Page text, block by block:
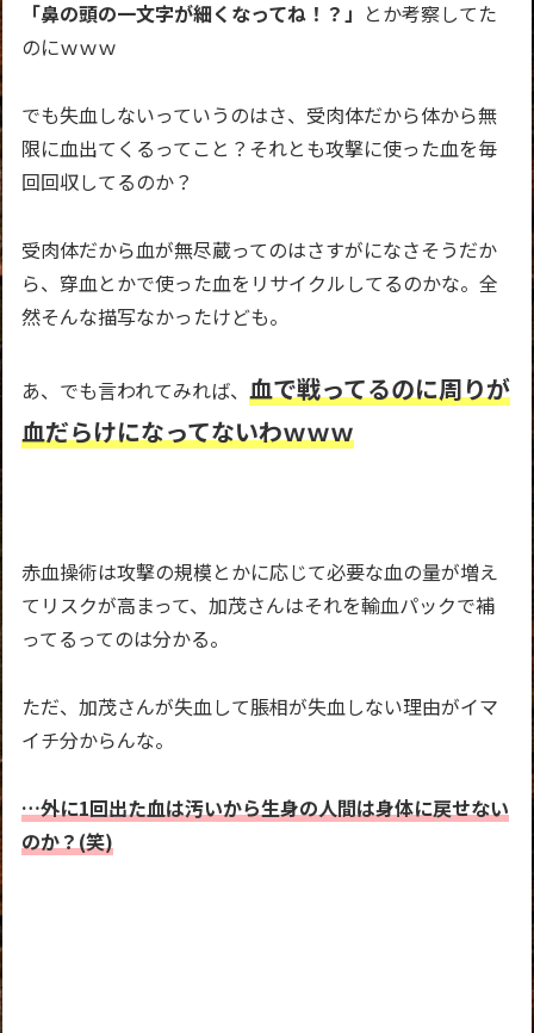
「鼻の頭の一文字が細くなってね！？」 とか考察してた
のにｗｗｗ
でも失血しないっていうのはさ、受肉体だから体から無
限に血出てくるってこと？それとも攻撃に使った血を毎
回回収してるのか？
受肉体だから血が無尽蔵ってのはさすがになさそうだか
ら、穿血とかで使った血をリサイクルしてるのかな。全
然そんな描写なかったけども。
あ、でも言われてみれば、血で戦ってるのに周りが
血だらけになってないわｗｗｗ
赤血操術は攻撃の規模とかに応じて必要な血の量が増え
てリスクが高まって、加茂さんはそれを輸血パックで補
ってるってのは分かる。
ただ、加茂さんが失血して脹相が失血しない理由がイマ
イチ分からんな。
…外に1回出た血は汚いから生身の人間は身体に戻せない
のか？(笑)